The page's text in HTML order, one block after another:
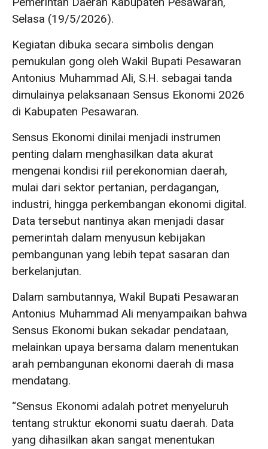
Selasa (19/5/2026).
Kegiatan dibuka secara simbolis dengan
pemukulan gong oleh Wakil Bupati Pesawaran
Antonius Muhammad Ali, S.H. sebagai tanda
dimulainya pelaksanaan Sensus Ekonomi 2026
di Kabupaten Pesawaran.
Sensus Ekonomi dinilai menjadi instrumen
penting dalam menghasilkan data akurat
mengenai kondisi riil perekonomian daerah,
mulai dari sektor pertanian, perdagangan,
industri, hingga perkembangan ekonomi digital.
Data tersebut nantinya akan menjadi dasar
pemerintah dalam menyusun kebijakan
pembangunan yang lebih tepat sasaran dan
berkelanjutan.
Dalam sambutannya, Wakil Bupati Pesawaran
Antonius Muhammad Ali menyampaikan bahwa
Sensus Ekonomi bukan sekadar pendataan,
melainkan upaya bersama dalam menentukan
arah pembangunan ekonomi daerah di masa
mendatang.
“Sensus Ekonomi adalah potret menyeluruh
tentang struktur ekonomi suatu daerah. Data
yang dihasilkan akan sangat menentukan